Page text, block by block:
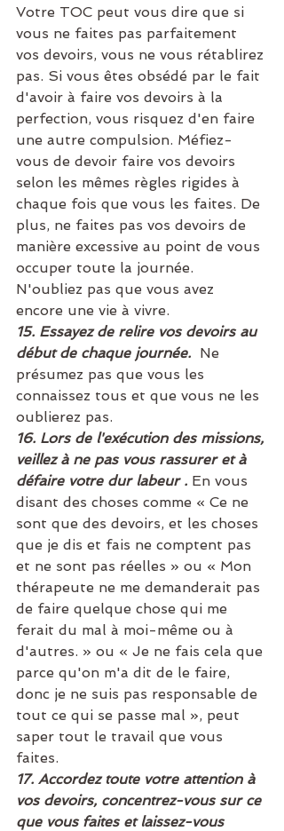
Votre TOC peut vous dire que si
vous ne faites pas parfaitement
vos devoirs, vous ne vous rétablirez
pas. Si vous êtes obsédé par le fait
d'avoir à faire vos devoirs à la
perfection, vous risquez d'en faire
une autre compulsion. Méfiez-
vous de devoir faire vos devoirs
selon les mêmes règles rigides à
chaque fois que vous les faites. De
plus, ne faites pas vos devoirs de
manière excessive au point de vous
occuper toute la journée.
N'oubliez pas que vous avez
encore une vie à vivre.
15. Essayez de relire vos devoirs au
début de chaque journée. Ne
présumez pas que vous les
connaissez tous et que vous ne les
oublierez pas.
16. Lors de l'exécution des missions,
veillez à ne pas vous rassurer et à
défaire votre dur labeur . En vous
disant des choses comme « Ce ne
sont que des devoirs, et les choses
que je dis et fais ne comptent pas
et ne sont pas réelles » ou « Mon
thérapeute ne me demanderait pas
de faire quelque chose qui me
ferait du mal à moi-même ou à
d'autres. » ou « Je ne fais cela que
parce qu'on m'a dit de le faire,
donc je ne suis pas responsable de
tout ce qui se passe mal », peut
saper tout le travail que vous
faites.
17. Accordez toute votre attention à
vos devoirs, concentrez-vous sur ce
que vous faites et laissez-vous